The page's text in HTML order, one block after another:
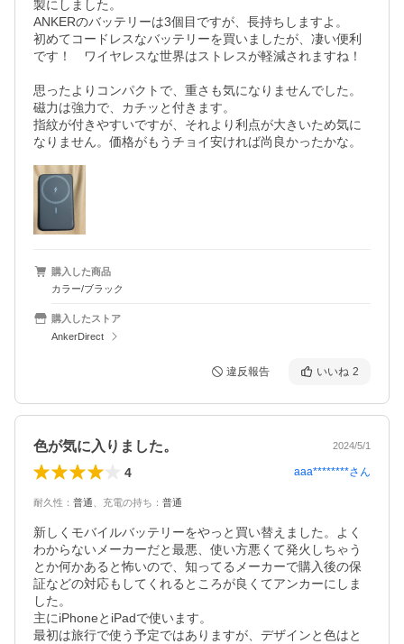
製にしました。
ANKERのバッテリーは3個目ですが、長持ちしますよ。
初めてコードレスなバッテリーを買いましたが、凄い便利
です！　ワイヤレスな世界はストレスが軽減されますね！
思ったよりコンパクトで、重さも気になりませんでした。
磁力は強力で、カチッと付きます。
指紋が付きやすいですが、それより利点が大きいため気に
なりません。価格がもうチョイ安ければ尚良かったかな。
購入した商品
カラー/ブラック
購入したストア
AnkerDirect
違反報告 いいね 2
色が気に入りました。 2024/5/1
4 aaa********さん
耐久性 ： 普通 充電の持ち ： 普通
新しくモバイルバッテリーをやっと買い替えました。よく
わからないメーカーだと最悪、使い方悪くて発火しちゃう
とか何かあると怖いので、知ってるメーカーで購入後の保
証などの対応もしてくれるところが良くてアンカーにしま
した。
主にiPhoneとiPadで使います。
最初は旅行で使う予定ではありますが、デザインと色はと